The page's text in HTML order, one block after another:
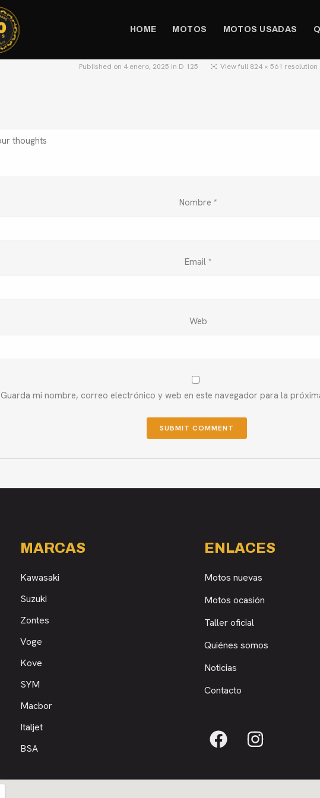
HOME MOTOS MOTOS USADAS
Published on 4 enero, 2025 in D 125 View full 824 × 561 resolution
Nombre *
Email *
Web
Guarda mi nombre, correo electrónico y web en este navegador para la
MARCAS
Kawasaki
Suzuki
Zontes
Voge
Kove
SYM
Macbor
Italjet
BSA
ENLACES
Motos nuevas
Motos ocasión
Taller oficial
Quiénes somos
Noticias
Contacto